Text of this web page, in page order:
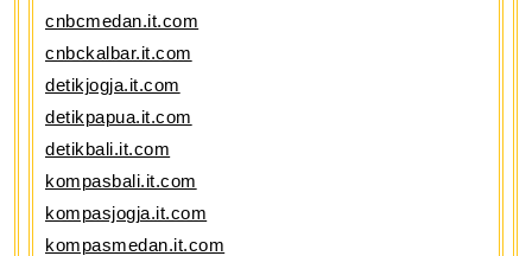
cnbcmedan.it.com
cnbckalbar.it.com
detikjogja.it.com
detikpapua.it.com
detikbali.it.com
kompasbali.it.com
kompasjogja.it.com
kompasmedan.it.com